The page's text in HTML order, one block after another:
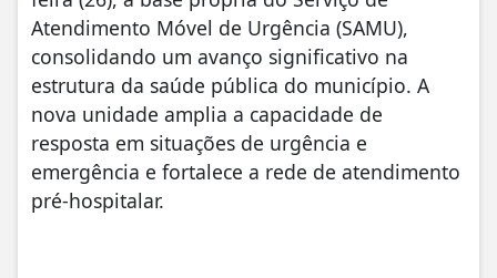
Atendimento Móvel de Urgência (SAMU),
consolidando um avanço significativo na
estrutura da saúde pública do município. A
nova unidade amplia a capacidade de
resposta em situações de urgência e
emergência e fortalece a rede de atendimento
pré-hospitalar.